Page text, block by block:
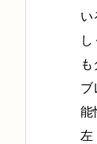
い
ブ
能
左